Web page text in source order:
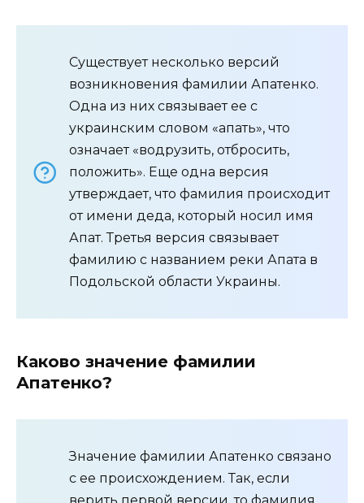
Существует несколько версий
возникновения фамилии Апатенко.
Одна из них связывает ее с
украинским словом «апать», что
означает «водрузить, отбросить,
положить». Еще одна версия
утверждает, что фамилия происходит
от имени деда, который носил имя
Апат. Третья версия связывает
фамилию с названием реки Апата в
Подольской области Украины.
Каково значение фамилии
Апатенко?
Значение фамилии Апатенко связано
с ее происхождением. Так, если